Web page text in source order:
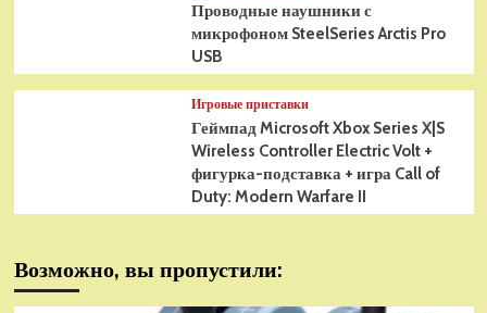
Проводные наушники с
микрофоном SteelSeries Arctis Pro
USB
Игровые приставки
Геймпад Microsoft Xbox Series X|S
Wireless Controller Electric Volt +
фигурка-подставка + игра Call of
Duty: Modern Warfare II
Возможно, вы пропустили: